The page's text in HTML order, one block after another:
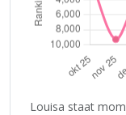
Louisa staat